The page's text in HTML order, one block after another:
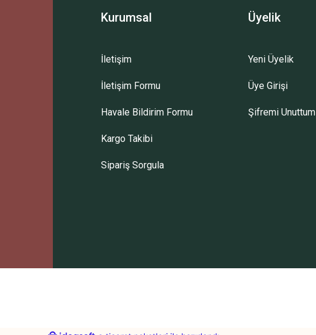
Gönder
Kurumsal
İletişim
İletişim Formu
Havale Bildirim Formu
Kargo Takibi
Sipariş Sorgula
Üyelik
Yeni Üyelik
Üye Girişi
Şifremi Unuttum